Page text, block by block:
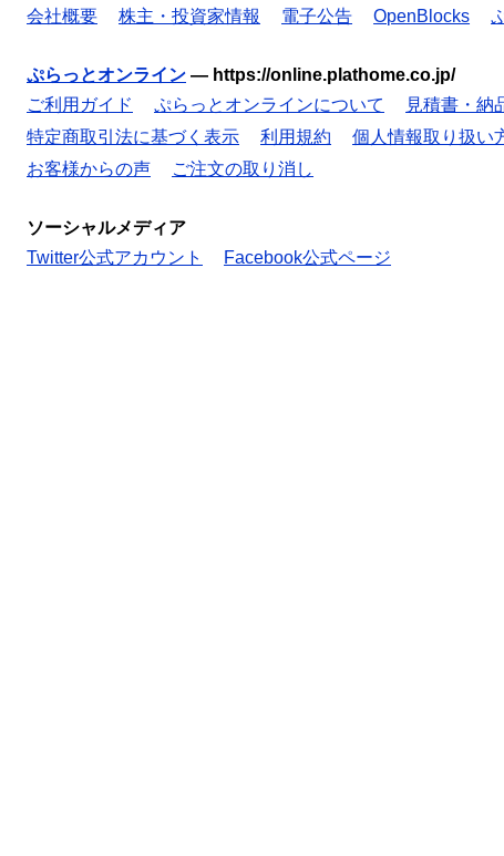
会社概要
株主・投資家情報 電子公告 OpenBlocks
ぷらっとオンライン — https://online.plathome.co.jp/
ご利用ガイド
ぷらっとオンラインについて 見積書・納
特定商取引法に基づく表示
利用規約 個人情報取り扱い
お客様からの声
ご注文の取り消し
ソーシャルメディア
Twitter公式アカウント
Facebook公式ページ